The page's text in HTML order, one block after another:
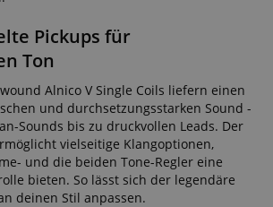
Pickups für
Ton
Alnico V Single Coils liefern einen
und durchsetzungsstarken Sound -
Sounds bis zu druckvollen Leads. Der
vielseitige Klangoptionen,
und die beiden Tone-Regler eine
bieten. So lässt sich der legendäre
deinen Stil anpassen.